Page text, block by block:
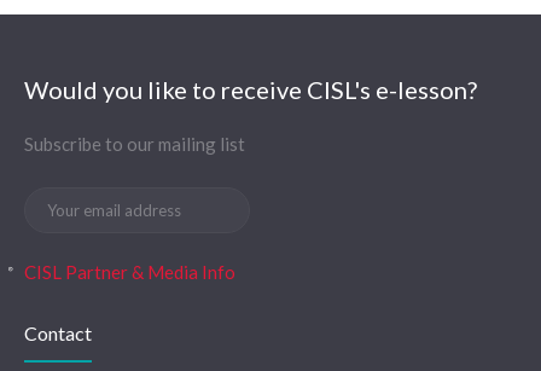
Would you like to receive CISL's e-lesson?
Subscribe to our mailing list
CISL Partner & Media Info
Contact